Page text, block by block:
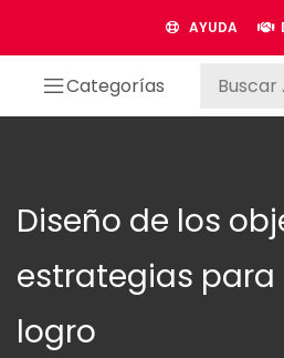
AYUDA
Categorías
Diseño de los
estrategias para
logro